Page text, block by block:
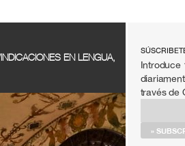
través de
EN LENGUA,